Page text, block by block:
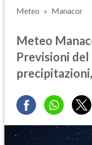
Meteo Manacor
Meteo
Previsioni del